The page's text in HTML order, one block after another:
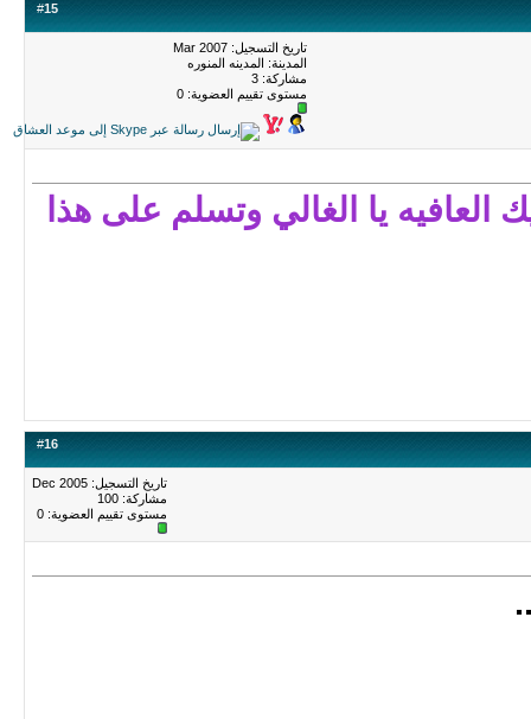
#15
تاريخ التسجيل: Mar 2007
المدينة: المدينه المنوره
مشاركة: 3
مستوى تقييم العضوية: 0
يا الغالي وتسلم على هذا
#16
تاريخ التسجيل: Dec 2005
مشاركة: 100
مستوى تقييم العضوية: 0